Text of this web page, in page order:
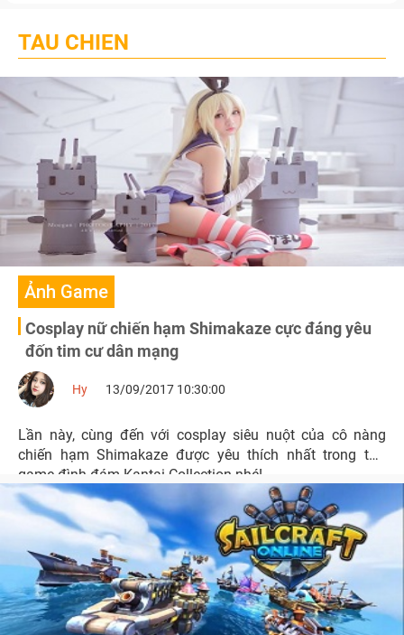
TAU CHIEN
Ảnh Game
Cosplay nữ chiến hạm Shimakaze cực đáng yêu
đốn tim cư dân mạng
Hy 13/09/2017 10:30:00
Lần này, cùng đến với cosplay siêu nuột của cô nàng
chiến hạm Shimakaze được yêu thích nhất trong tựa
game đình đám Kantai Collection nhé!